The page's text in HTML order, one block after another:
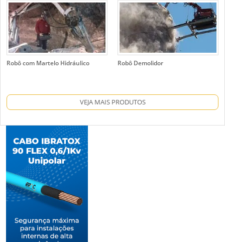
Robô com Martelo Hidráulico Robô Demolidor
VEJA MAIS PRODUTOS